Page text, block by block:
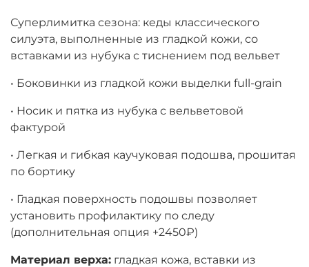
Суперлимитка сезона: кеды классического
силуэта, выполненные из гладкой кожи, со
вставками из нубука с тиснением под вельвет
• Боковинки из гладкой кожи выделки full-grain
• Носик и пятка из нубука с вельветовой
фактурой
• Легкая и гибкая каучуковая подошва, прошитая
по бортику
• Гладкая поверхность подошвы позволяет
установить профилактику по следу
(дополнительная опция +2450₽)
Материал верха: гладкая кожа, вставки из